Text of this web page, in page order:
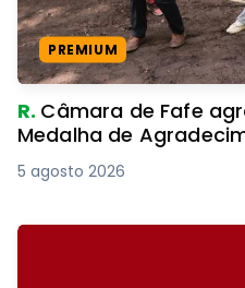
PREMIUM
R. Câmara de Fafe
Medalha de
5 agosto 2026